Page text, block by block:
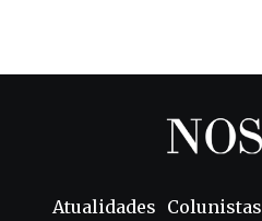
Atualidades Colunistas